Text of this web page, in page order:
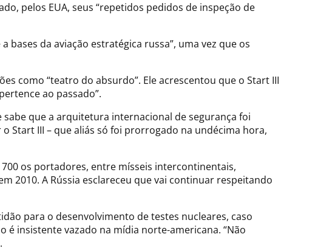
pelos EUA, seus “repetidos pedidos de inspeção de
da aviação estratégica russa”, uma vez que os
como “teatro do absurdo”. Ele acrescentou que o Start III
ao passado”.
que a arquitetura internacional de segurança foi
Start III – que aliás só foi prorrogado na undécima hora,
os portadores, entre mísseis intercontinentais,
2010. A Rússia esclareceu que vai continuar respeitando
para o desenvolvimento de testes nucleares, caso
é insistente vazado na mídia norte-americana. “Não